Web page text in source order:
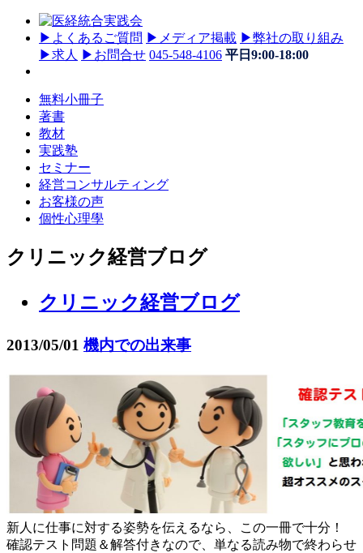
▶ よくあるご質問 ▶ メディア掲載 ▶弊社の取り組み
▶求人 ▶ お問合せ 045-548-4106 平日9:00-18:00
無料小冊子
著書
教材
実践塾
セミナー
経営コンサルティング
お客様の声
個性心理學
クリニック経営ブログ
クリニック経営ブログ
2013/05/01 機内での出来事
新人に仕事に対する姿勢を伝えるなら、この一冊で十分！
確認テスト問題＆解答付きなので、単なる読み物で終わらせ